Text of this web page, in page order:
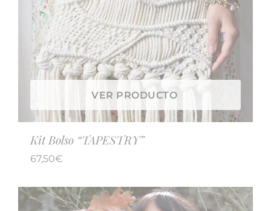
VER PRODUCTO
Kit Bolso “TAPESTRY”
67,50€